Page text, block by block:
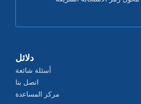
دلائل
أسئلة شائعة
اتصل بنا
مركز المساعدة